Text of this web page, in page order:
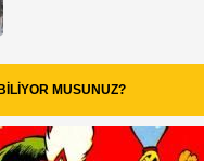
MUSUNUZ?